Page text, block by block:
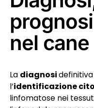
nel cane
La diagnosi
l’identificazione
linfomatose nei